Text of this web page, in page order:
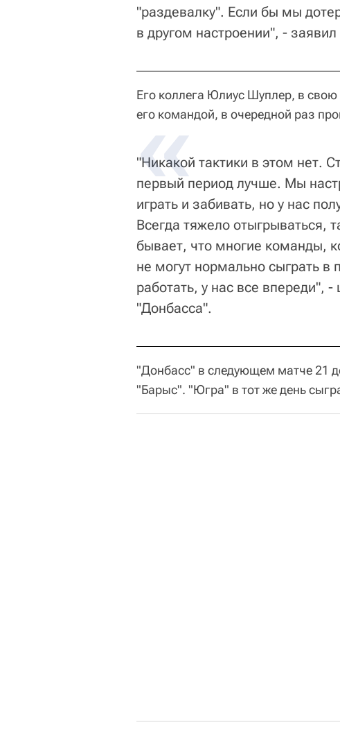
"раздевалку". Если бы мы
в другом настроении", -
Его коллега Юлиус Шуплер, в
его командой, в очередной раз
"Никакой тактики в этом нет.
первый период лучше. Мы
играть и забивать, но у нас
Всегда тяжело отыгрываться,
бывает, что многие команды,
не могут нормально сыграть
работать, у нас все впереди",
"Донбасса".
"Донбасс" в следующем матче 21
"Барыс". "Югра" в тот же день